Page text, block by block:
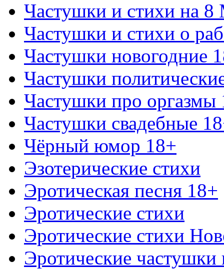
Частушки и стихи на 8
Частушки и стихи о
Частушки новогодние
Частушки
Частушки про оргазмы
Частушки свадебные
Чёрный юмор 18+
Эзотерические стихи
Эротическая песня 18+
Эротические стихи
Эротические стихи
Эротические